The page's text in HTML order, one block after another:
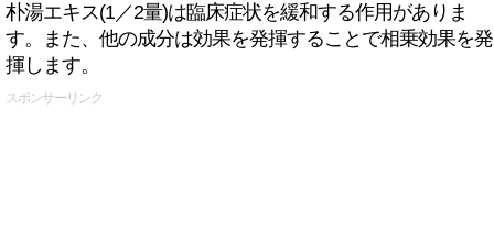
朴湯エキス(1／2量)は臨床症状を緩和する作用がありま
す。また、他の成分は効果を発揮することで相乗効果を発
揮します。
スポンサーリンク